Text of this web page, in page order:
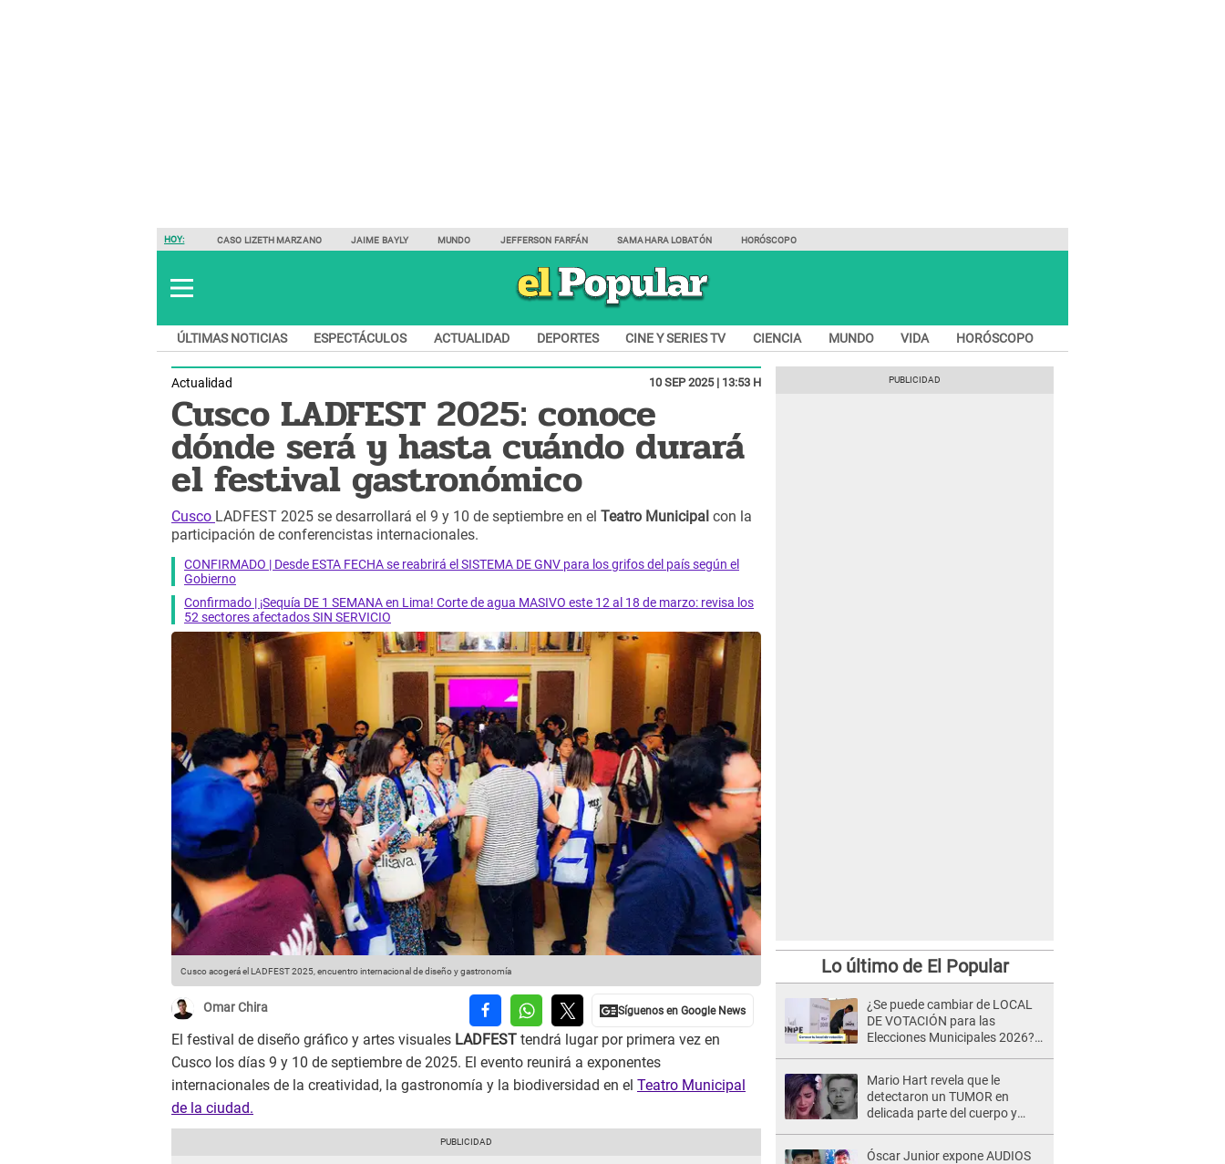
HOY: CASO LIZETH MARZANO JAIME BAYLY MUNDO JEFFERSON FARFÁN SAMAHARA LOBATÓN HORÓSCOPO
ÚLTIMAS NOTICIAS ESPECTÁCULOS ACTUALIDAD DEPORTES CINE Y SERIES TV CIENCIA MUNDO VIDA HORÓSCOPO
Actualidad 10 SEP 2025 | 13:53 H
Cusco LADFEST 2025: conoce
dónde será y hasta cuándo durará
el festival gastronómico
Cusco LADFEST 2025 se desarrollará el 9 y 10 de septiembre en el Teatro Municipal con la
participación de conferencistas internacionales.
CONFIRMADO | Desde ESTA FECHA se reabrirá el SISTEMA DE GNV para los grifos del país según el
Gobierno
Confirmado | ¡Sequía DE 1 SEMANA en Lima! Corte de agua MASIVO este 12 al 18 de marzo: revisa los
52 sectores afectados SIN SERVICIO
Cusco acogerá el LADFEST 2025, encuentro internacional de diseño y gastronomía
Omar Chira
El festival de diseño gráfico y artes visuales LADFEST tendrá lugar por primera vez en
Cusco los días 9 y 10 de septiembre de 2025. El evento reunirá a exponentes
internacionales de la creatividad, la gastronomía y la biodiversidad en el Teatro Municipal
de la ciudad.
Lo último de El Popular
¿Se puede cambiar de LOCAL
DE VOTACIÓN para las
Elecciones Municipales 2026?
Mario Hart revela que le
detectaron un TUMOR en
delicada parte del cuerpo y
muy fuertes..."
Óscar Junior expone AUDIOS